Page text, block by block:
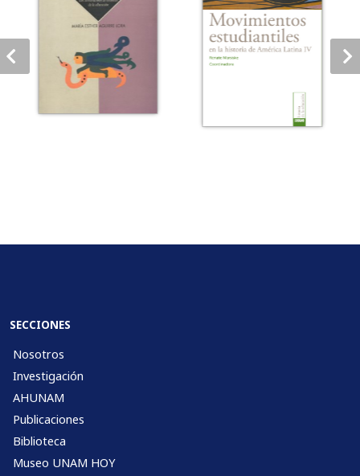
SECCIONES
Nosotros
Investigación
AHUNAM
Publicaciones
Biblioteca
Museo UNAM HOY